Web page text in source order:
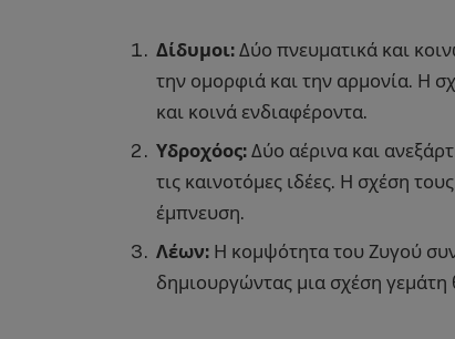
Δίδυμοι: Δύο πνευματικά και
την ομορφιά και την αρμονία. Η
και κοινά ενδιαφέροντα.
Υδροχόος: Δύο αέρινα και
τις καινοτόμες ιδέες. Η σχέση
έμπνευση.
Λέων: Η κομψότητα του Ζυγού
δημιουργώντας μια σχέση